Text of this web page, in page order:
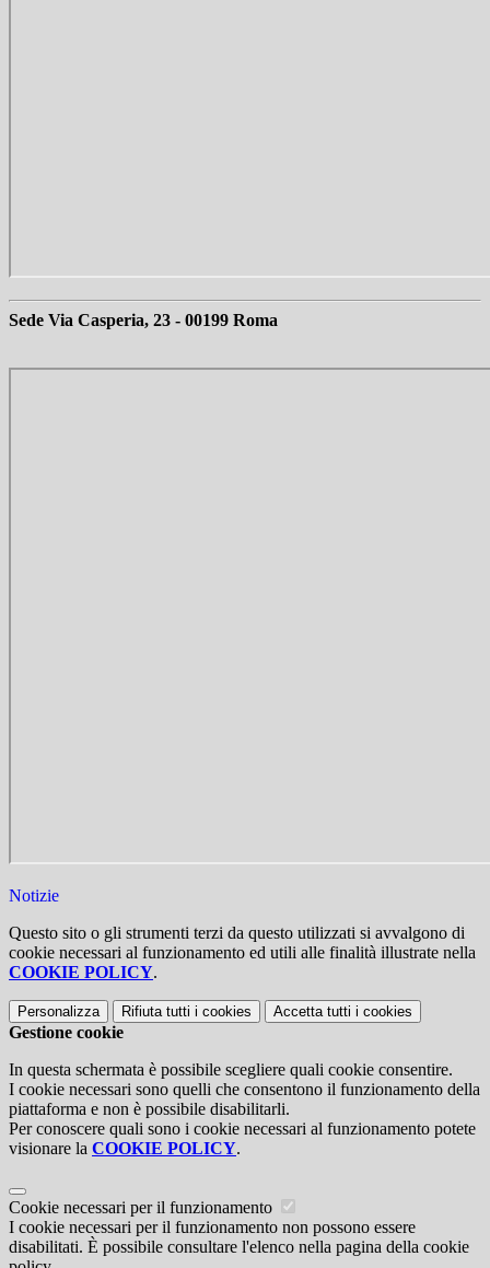
Sede Via Casperia, 23 - 00199 Roma
Notizie
Questo sito o gli strumenti terzi da questo utilizzati si avvalgono di
cookie necessari al funzionamento ed utili alle finalità illustrate nella
COOKIE POLICY.
Personalizza Rifiuta tutti i cookies Accetta tutti i cookies
Gestione cookie
In questa schermata è possibile scegliere quali cookie consentire.
I cookie necessari sono quelli che consentono il funzionamento della
piattaforma e non è possibile disabilitarli.
Per conoscere quali sono i cookie necessari al funzionamento potete
visionare la COOKIE POLICY.
Cookie necessari per il funzionamento
I cookie necessari per il funzionamento non possono essere
disabilitati. È possibile consultare l'elenco nella pagina della cookie